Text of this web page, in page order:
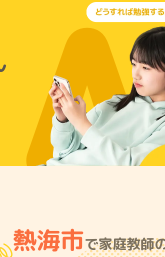
熱海市で家庭教師